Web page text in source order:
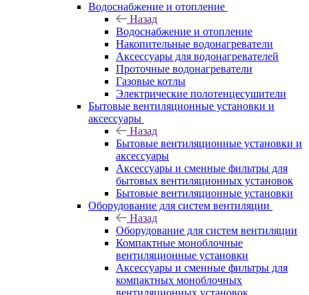
Водоснабжение и отопление
Назад
Водоснабжение и отопление
Накопительные водонагреватели
Аксессуары для водонагревателей
Проточные водонагреватели
Газовые котлы
Электрические полотенцесушители
Бытовые вентиляционные установки и
аксессуары
Назад
Бытовые вентиляционные установки и
аксессуары
Аксессуары и сменные фильтры для
бытовых вентиляционных установок
Бытовые вентиляционные установки
Оборудование для систем вентиляции
Назад
Оборудование для систем вентиляции
Компактные моноблочные
вентиляционные установки
Аксессуары и сменные фильтры для
компактных моноблочных
вентиляционных установок